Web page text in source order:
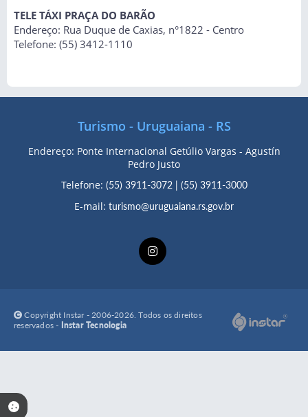
TELE TÁXI PRAÇA DO BARÃO
Endereço: Rua Duque de Caxias, n°1822 - Centro
Telefone: (55) 3412-1110
Turismo - Uruguaiana - RS
Endereço: Ponte Internacional Getúlio Vargas - Agustín
Pedro Justo
Telefone: (55) 3911-3072 | (55) 3911-3000
E-mail: turismo@uruguaiana.rs.gov.br
Copyright Instar - 2006-2026. Todos os direitos
reservados - Instar Tecnologia